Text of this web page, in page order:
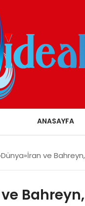
ANASAYFA
Dünya İran ve